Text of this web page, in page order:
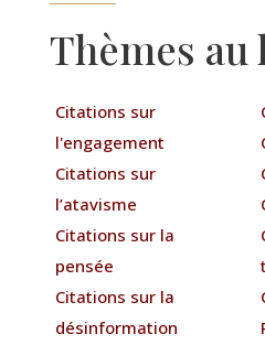
Thèmes au
Citations sur
l'engagement
Citations sur
l’atavisme
Citations sur la
pensée
Citations sur la
désinformation